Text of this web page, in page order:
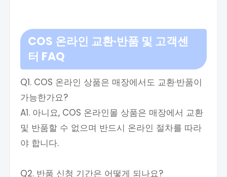
COS 온라인 교환·반품 및 고객센
터 FAQ
Q1. COS 온라인 상품은 매장에서도 교환·반품이
가능한가요?
A1. 아니요, COS 온라인몰 상품은 매장에서 교환
및 반품할 수 없으며 반드시 온라인 절차를 따라
야 합니다.
Q2. 반품 신청 기간은 어떻게 되나요?